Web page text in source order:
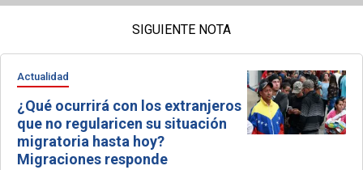
SIGUIENTE NOTA
Actualidad
¿Qué ocurrirá con los extranjeros
que no regularicen su situación
migratoria hasta hoy?
Migraciones responde